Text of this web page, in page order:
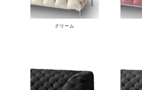
クリーム